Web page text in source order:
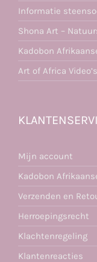
Informatie
Shona Art –
Kadobon
Art of Africa Video’s
Mijn account
Kadobon
Verzenden en
Herroepingsrecht
Klachtenregeling
Klantenreacties